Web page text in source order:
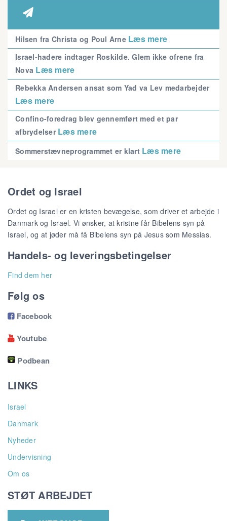

Hilsen fra Christa og Poul Arne Læs mere
Israel-hadere indtager Roskilde. Glem ikke ofrene fra
Nova Læs mere
Rebekka Andersen ansat som Yad va Lev medarbejder
Læs mere
Confino-foredrag blev gennemført med et par
afbrydelser Læs mere
Sommerstævneprogrammet er klart Læs mere
Ordet og Israel
Ordet og Israel er en kristen bevægelse, som driver et arbejde i
Danmark og Israel. Vi ønsker, at kristne får Bibelens syn på
Israel, og at jøder må få Bibelens syn på Jesus som Messias.
Handels- og leveringsbetingelser
Find dem her
Følg os
Facebook
Youtube
Podbean
LINKS
Israel
Danmark
Nyheder
Undervisning
Om os
STØT ARBEJDET